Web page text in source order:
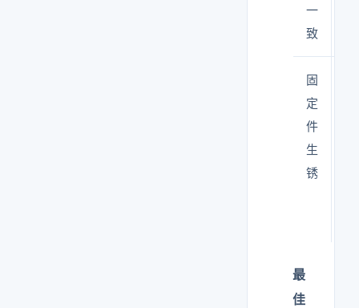
一
致
固
定
件
生
锈
最
佳